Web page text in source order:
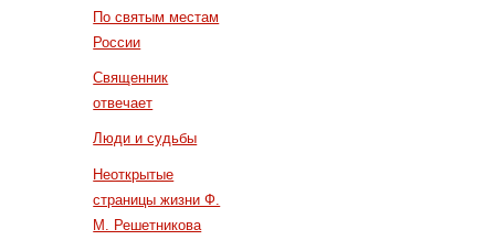
По святым местам
России
Священник
отвечает
Люди и судьбы
Неоткрытые
страницы жизни Ф.
М. Решетникова